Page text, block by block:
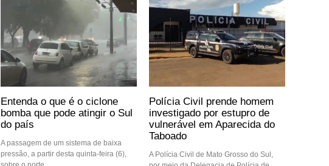
Entenda o que é o ciclone
bomba que pode atingir o Sul
do país
A passagem de um sistema de baixa
pressão, a partir desta quinta-feira (6),
Polícia Civil prende homem
investigado por estupro de
vulnerável em Aparecida do
Taboado
A Polícia Civil de Mato Grosso do Sul,